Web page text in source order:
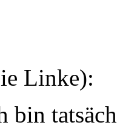
Linke):
bin